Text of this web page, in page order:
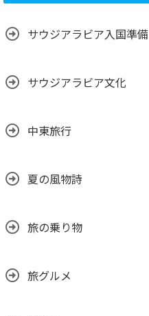
サウジアラビア入国準備
サウジアラビア文化
中東旅行
夏の風物詩
旅の乗り物
旅グルメ